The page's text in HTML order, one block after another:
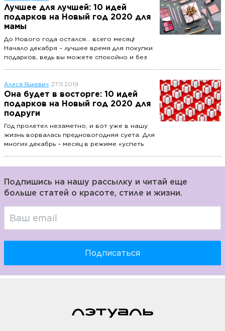
Лучшее для лучшей: 10 идей
подарков на Новый год 2020 для
мамы
До Нового года остался… всего месяц!
Начало декабря – лучшее время для покупки
подарков, ведь вы можете спокойно и без
Алеся Яцкевич 27.11.2019
Она будет в восторге: 10 идей
подарков на Новый год 2020 для
подруги
Год пролетел незаметно, и вот уже в нашу
жизнь ворвалась предновогодняя суета. Для
многих декабрь – месяц в режиме «успеть
Подпишись на нашу рассылку и читай еще
больше статей о красоте, стиле и жизни.
Подписаться